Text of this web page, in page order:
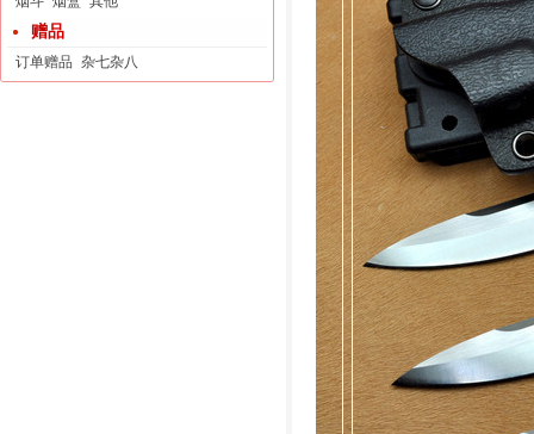
赠品
订单赠品 杂七杂八